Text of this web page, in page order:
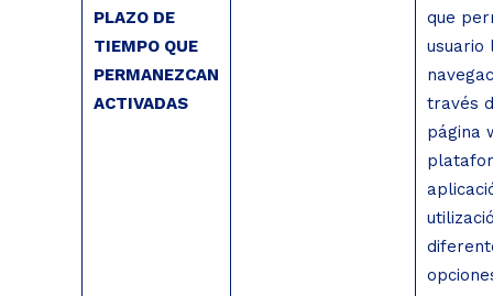
PLAZO DE
TIEMPO QUE
PERMANEZCAN
ACTIVADAS
que
usuario
través
página